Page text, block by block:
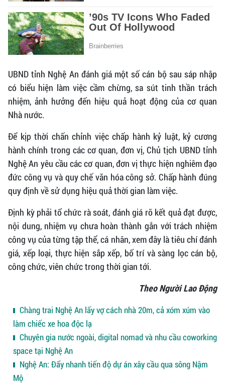
UBND tỉnh Nghệ An đánh giá một số cán bộ sau sáp nhập
có biểu hiện làm việc cầm chừng, sa sút tinh thần trách
nhiệm, ảnh hưởng đến hiệu quả hoạt động của cơ quan
Nhà nước.
Để kịp thời chấn chỉnh việc chấp hành kỷ luật, kỷ cương
hành chính trong các cơ quan, đơn vị, Chủ tịch UBND tỉnh
Nghệ An yêu cầu các cơ quan, đơn vị thực hiện nghiêm đạo
đức công vụ và quy chế văn hóa công sở. Chấp hành đúng
quy định về sử dụng hiệu quả thời gian làm việc.
Định kỳ phải tổ chức rà soát, đánh giá rõ kết quả đạt được,
nội dung, nhiệm vụ chưa hoàn thành gắn với trách nhiệm
công vụ của từng tập thể, cá nhân, xem đây là tiêu chí đánh
giá, xếp loại, thực hiện sắp xếp, bố trí và sàng lọc cán bộ,
công chức, viên chức trong thời gian tới.
Theo Người Lao Động
Chàng trai Nghệ An lấy vợ cách nhà 20m, cả xóm xúm vào
làm chiếc xe hoa độc lạ
Chuyên gia nước ngoài, digital nomad và nhu cầu coworking
space tại Nghệ An
Nghệ An: Đẩy nhanh tiến độ dự án xây cầu qua sông Nậm
Mộ